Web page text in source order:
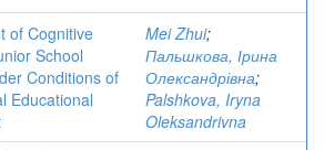
of Cognitive
School
Conditions of
Educational
Mei Zhui;
Пальшкова, Ірина
Олександрівна;
Palshkova, Iryna
Oleksandrivna